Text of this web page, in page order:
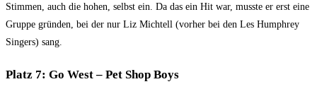
Stimmen, auch die hohen, selbst ein. Da das ein Hit war, musste er erst eine
Gruppe gründen, bei der nur Liz Michtell (vorher bei den Les Humphrey
Singers) sang.
Platz 7: Go West – Pet Shop Boys